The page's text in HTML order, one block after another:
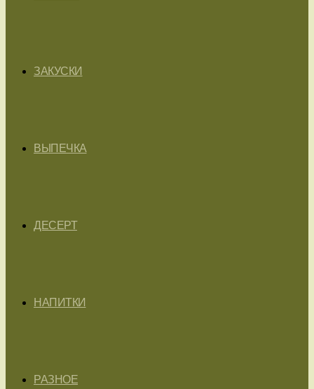
ЗАКУСКИ
ВЫПЕЧКА
ДЕСЕРТ
НАПИТКИ
РАЗНОЕ